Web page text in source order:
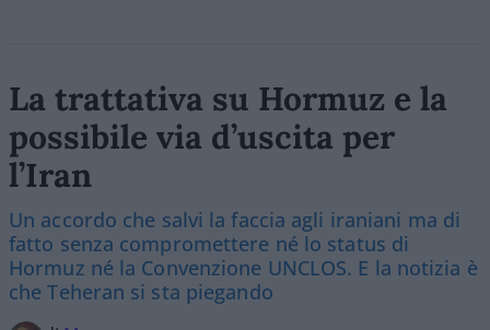
La trattativa su Hormuz e la
possibile via d’uscita per
l’Iran
Un accordo che salvi la faccia agli iraniani ma di
fatto senza compromettere né lo status di
Hormuz né la Convenzione UNCLOS. E la notizia è
che Teheran si sta piegando